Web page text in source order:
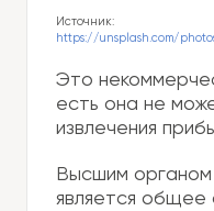
Источник:
https://unsplash.com/
Это
есть она не
извлечения
Высшим
является общее